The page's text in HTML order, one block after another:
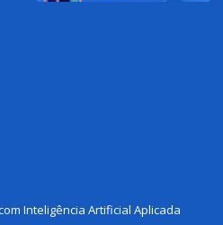
Inteligência Artificial Aplicada